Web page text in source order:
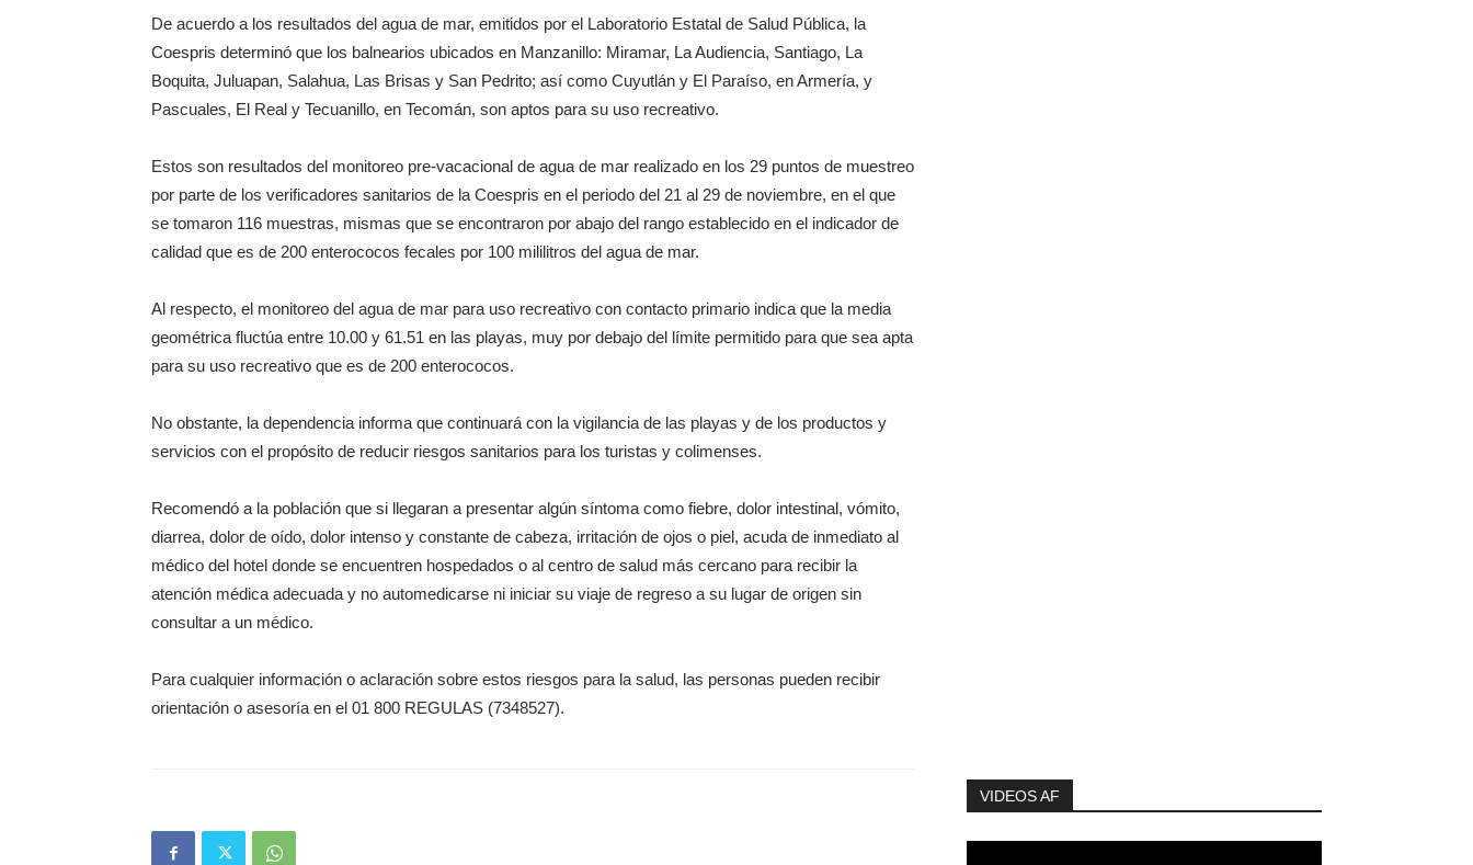
De acuerdo a los resultados del agua de mar, emitidos por el Laboratorio Estatal de Salud Pública, la
Coespris determinó que los balnearios ubicados en Manzanillo: Miramar, La Audiencia, Santiago, La
Boquita, Juluapan, Salahua, Las Brisas y San Pedrito; así como Cuyutlán y El Paraíso, en Armería, y
Pascuales, El Real y Tecuanillo, en Tecomán, son aptos para su uso recreativo.
Estos son resultados del monitoreo pre-vacacional de agua de mar realizado en los 29 puntos de muestreo
por parte de los verificadores sanitarios de la Coespris en el periodo del 21 al 29 de noviembre, en el que
se tomaron 116 muestras, mismas que se encontraron por abajo del rango establecido en el indicador de
calidad que es de 200 enterococos fecales por 100 mililitros del agua de mar.
Al respecto, el monitoreo del agua de mar para uso recreativo con contacto primario indica que la media
geométrica fluctúa entre 10.00 y 61.51 en las playas, muy por debajo del límite permitido para que sea apta
para su uso recreativo que es de 200 enterococos.
No obstante, la dependencia informa que continuará con la vigilancia de las playas y de los productos y
servicios con el propósito de reducir riesgos sanitarios para los turistas y colimenses.
Recomendó a la población que si llegaran a presentar algún síntoma como fiebre, dolor intestinal, vómito,
diarrea, dolor de oído, dolor intenso y constante de cabeza, irritación de ojos o piel, acuda de inmediato al
médico del hotel donde se encuentren hospedados o al centro de salud más cercano para recibir la
atención médica adecuada y no automedicarse ni iniciar su viaje de regreso a su lugar de origen sin
consultar a un médico.
Para cualquier información o aclaración sobre estos riesgos para la salud, las personas pueden recibir
orientación o asesoría en el 01 800 REGULAS (7348527).
VIDEOS AF